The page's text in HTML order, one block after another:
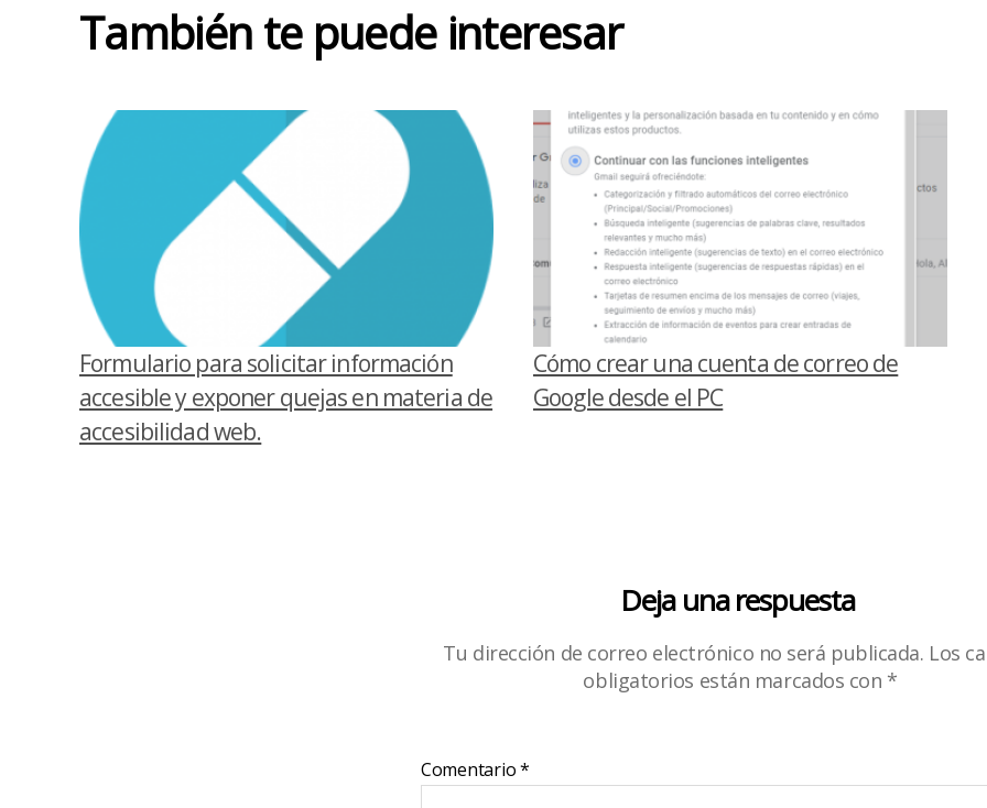
También te puede interesar
Formulario para solicitar información
accesible y exponer quejas en materia de
accesibilidad web.
Cómo crear una cuenta de correo de
Google desde el PC
Deja una respuesta
Tu dirección de correo electrónico no será publicada. Los
obligatorios están marcados con *
Comentario*